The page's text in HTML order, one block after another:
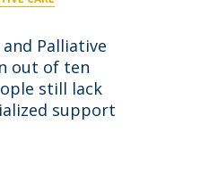
Palliative
out of ten
still lack
support